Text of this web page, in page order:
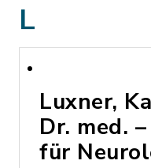
L
Luxner,
Dr. med.
für